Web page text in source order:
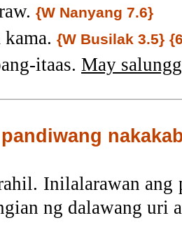
{W Nanyang 7.6}
{W Busilak 3.5}
itaas. May
Inilalarawan ang
ng dalawang uri